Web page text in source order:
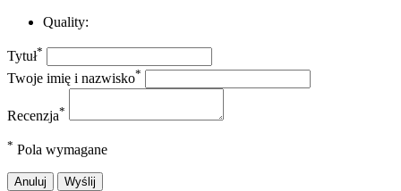
Quality:
Tytuł*
Twoje imię i nazwisko*
Recenzja*
* Pola wymagane
Anuluj Wyślij